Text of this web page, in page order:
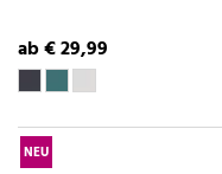
ab € 29,99
NEU